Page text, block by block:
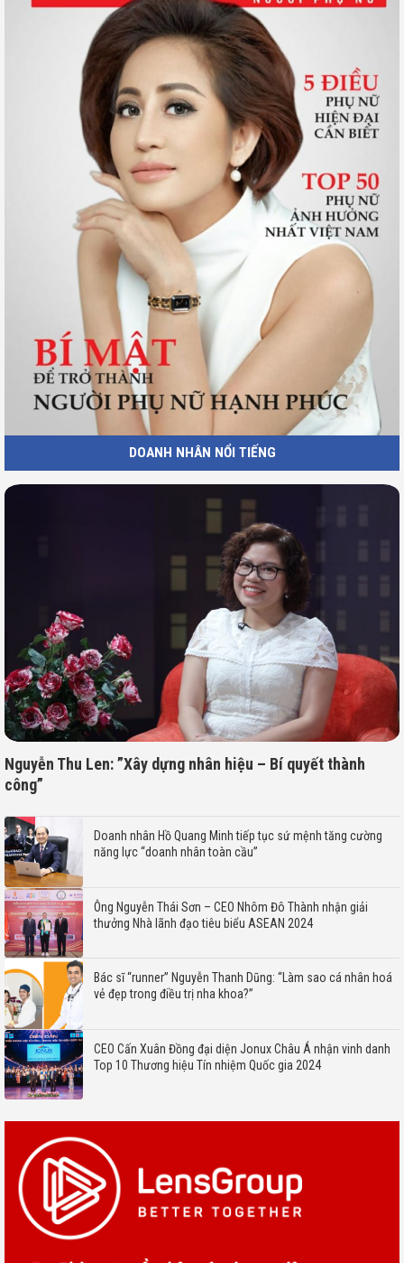
DOANH NHÂN NỔI TIẾNG
Nguyễn Thu Len: ”Xây dựng nhân hiệu – Bí quyết thành
công”
Doanh nhân Hồ Quang Minh tiếp tục sứ mệnh tăng cường
năng lực “doanh nhân toàn cầu”
Ông Nguyễn Thái Sơn – CEO Nhôm Đô Thành nhận giải
thưởng Nhà lãnh đạo tiêu biểu ASEAN 2024
Bác sĩ “runner” Nguyễn Thanh Dũng: “Làm sao cá nhân hoá
vẻ đẹp trong điều trị nha khoa?”
CEO Cấn Xuân Đồng đại diện Jonux Châu Á nhận vinh danh
Top 10 Thương hiệu Tín nhiệm Quốc gia 2024